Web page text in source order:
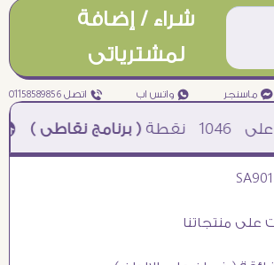
شراء / إضافة
لمشترياتى
¥ ماسنجر ₧ واتس اب ƒ اتصل 01158589856
1046 نقطة( برنامج نقاطى )à خصم 5% للعملاء الجدد à شحن مجانى عند الشراء ب 4000 جنيه à